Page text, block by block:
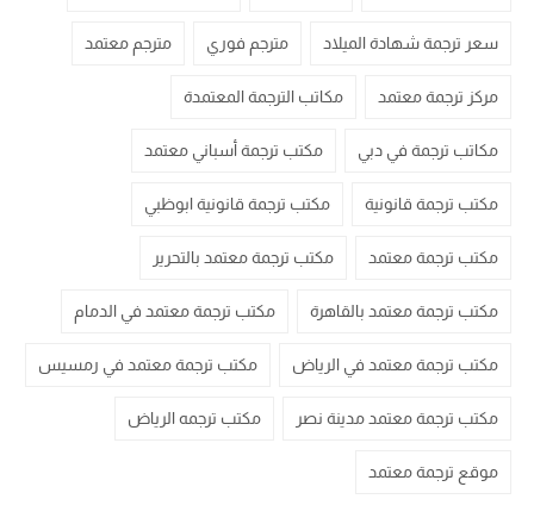
سعر ترجمة شهادة الميلاد مترجم فوري مترجم معتمد
مركز ترجمة معتمد مكاتب الترجمة المعتمدة
مكاتب ترجمة في دبي مكتب ترجمة أسباني معتمد
مكتب ترجمة قانونية مكتب ترجمة قانونية ابوظبي
مكتب ترجمة معتمد مكتب ترجمة معتمد بالتحرير
مكتب ترجمة معتمد بالقاهرة مكتب ترجمة معتمد في الدمام
مكتب ترجمة معتمد في الرياض مكتب ترجمة معتمد في رمسيس
مكتب ترجمة معتمد مدينة نصر مكتب ترجمه الرياض
موقع ترجمة معتمد